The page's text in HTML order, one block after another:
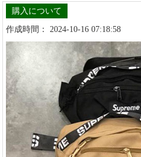
購入について
作成時間： 2024-10-16 07:18:58